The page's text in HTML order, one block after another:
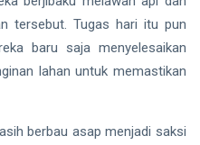
tersebut. Tugas hari itu pun
baru saja menyelesaikan
lahan untuk memastikan
berbau asap menjadi saksi